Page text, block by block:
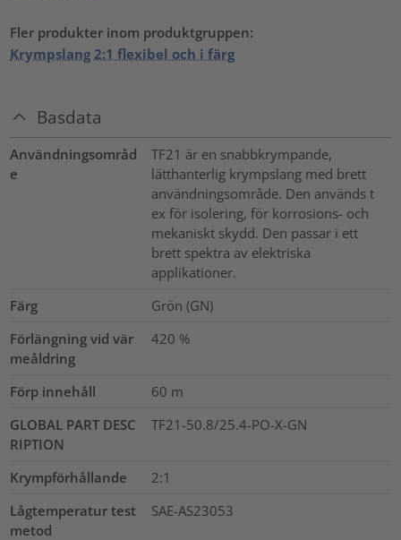
Fler produkter inom produktgruppen:
Krympslang 2:1 flexibel och i färg
Basdata
Användningsområd
e
TF21 är en snabbkrympande,
lätthanterlig krympslang med brett
användningsområde. Den används t
ex för isolering, för korrosions- och
mekaniskt skydd. Den passar i ett
brett spektra av elektriska
applikationer.
Färg
Grön (GN)
Förlängning vid vär
meåldring
420 %
Förp innehåll 60 m
GLOBAL PART DESC
RIPTION
TF21-50.8/25.4-PO-X-GN
Krympförhållande
2:1
Lågtemperatur test
metod
SAE-AS23053